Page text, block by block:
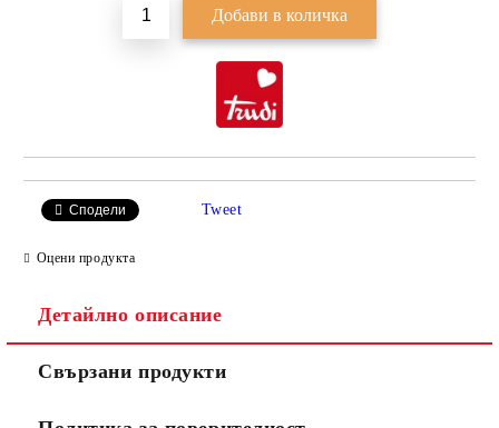
Сподели Tweet
Оцени продукта
Детайлно описание
Свързани продукти